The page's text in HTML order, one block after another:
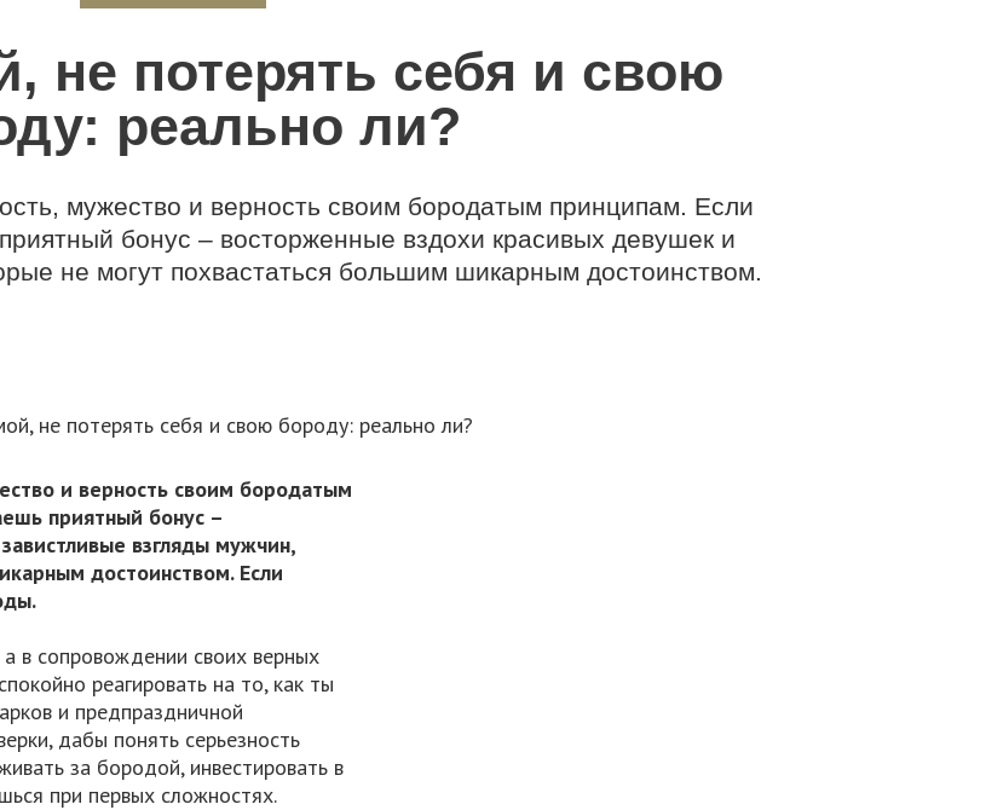
не потерять себя и свою
реально ли?
мужество и верность своим бородатым принципам. Если
бонус – восторженные вздохи красивых девушек и
не могут похвастаться большим шикарным достоинством.
и верность своим бородатым
приятный бонус –
взгляды мужчин,
достоинством. Если
в сопровождении своих верных
реагировать на то, как ты
и предпраздничной
дабы понять серьезность
за бородой, инвестировать в
при первых сложностях.